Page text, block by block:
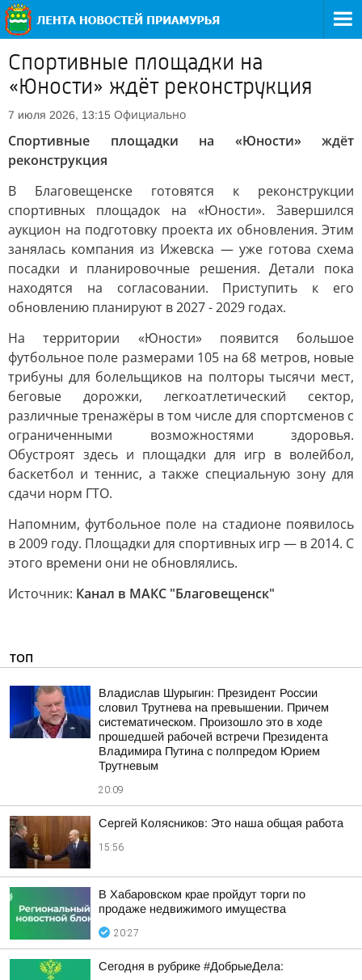
Спортивные площадки на
«Юности» ждёт реконструкция
7 июля 2026, 13:15 Официально
Спортивные площадки на «Юности» ждёт
реконструкция
В Благовещенске готовятся к реконструкции
спортивных площадок на «Юности». Завершился
аукцион на подготовку проекта их обновления. Этим
занялась компания из Ижевска — уже готова схема
посадки и планировочные решения. Детали пока
находятся на согласовании. Приступить к его
обновлению планируют в 2027 - 2029 годах.
На территории «Юности» появится большое
футбольное поле размерами 105 на 68 метров, новые
трибуны для болельщиков на полторы тысячи мест,
беговые дорожки, легкоатлетический сектор,
различные тренажёры в том числе для спортсменов с
ограниченными возможностями здоровья.
Обустроят здесь и площадки для игр в волейбол,
баскетбол и теннис, а также специальную зону для
сдачи норм ГТО.
Напомним, футбольное поле на стадионе появилось
в 2009 году. Площадки для спортивных игр — в 2014. С
этого времени они не обновлялись.
Источник: Канал в МАКС "Благовещенск"
ТОП
Владислав Шурыгин: Президент России
словил Трутнева на превышении. Причем
систематическом. Произошло это в ходе
прошедшей рабочей встречи Президента
Владимира Путина с полпредом Юрием
Трутневым
20:09
Сергей Колясников: Это наша общая работа
15:56
В Хабаровском крае пройдут торги по
продаже недвижимого имущества
20:27
Сегодня в рубрике #ДобрыеДела: